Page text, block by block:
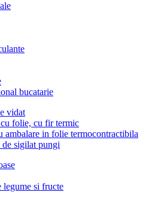
bucatarie
vidat
folie, cu fir termic
ambalare in folie termocontractibila
sigilat pungi
legume si fructe